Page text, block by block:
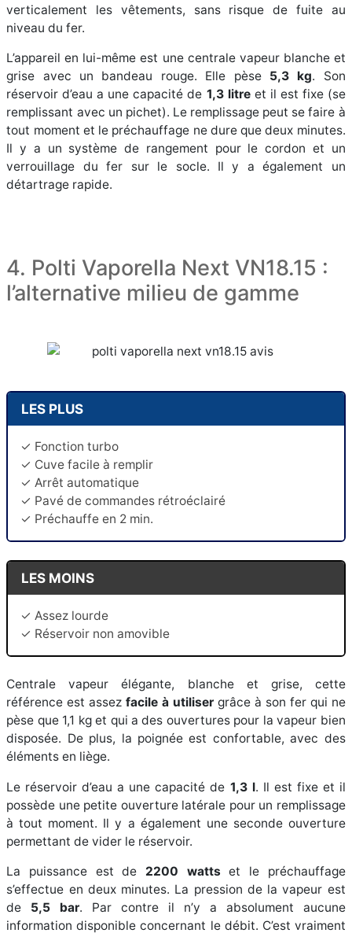
verticalement les vêtements, sans risque de fuite au
niveau du fer.
L’appareil en lui-même est une centrale vapeur blanche et
grise avec un bandeau rouge. Elle pèse 5,3 kg. Son
réservoir d’eau a une capacité de 1,3 litreet il est fixe (se
remplissant avec un pichet). Le remplissage peut se faire à
tout moment et le préchauffage ne dure que deux minutes.
Il y a un système de rangement pour le cordon et un
verrouillage du fer sur le socle. Il y a également un
détartrage rapide.
4. Polti Vaporella Next VN18.15 :
l’alternative milieu de gamme
LES PLUS
✓ Fonction turbo
✓ Cuve facile à remplir
✓ Arrêt automatique
✓ Pavé de commandes rétroéclairé
✓ Préchauffe en 2 min.
LES MOINS
✓ Assez lourde
✓ Réservoir non amovible
Centrale vapeur élégante, blanche et grise, cette
référence est assezfacile à utiliser grâce à son fer qui ne
pèse que 1,1 kg et qui a des ouvertures pour la vapeur bien
disposée. De plus, la poignée est confortable, avec des
éléments en liège.
Le réservoir d’eau a une capacité de 1,3 l. Il est fixe et il
possède une petite ouverture latérale pour un remplissage
à tout moment. Il y a également une seconde ouverture
permettant de vider le réservoir.
La puissance est de 2200 watts et le préchauffage
s’effectue en deux minutes. La pression de la vapeur est
de 5,5 bar. Par contre il n’y a absolument aucune
information disponible concernant le débit. C’est vraiment